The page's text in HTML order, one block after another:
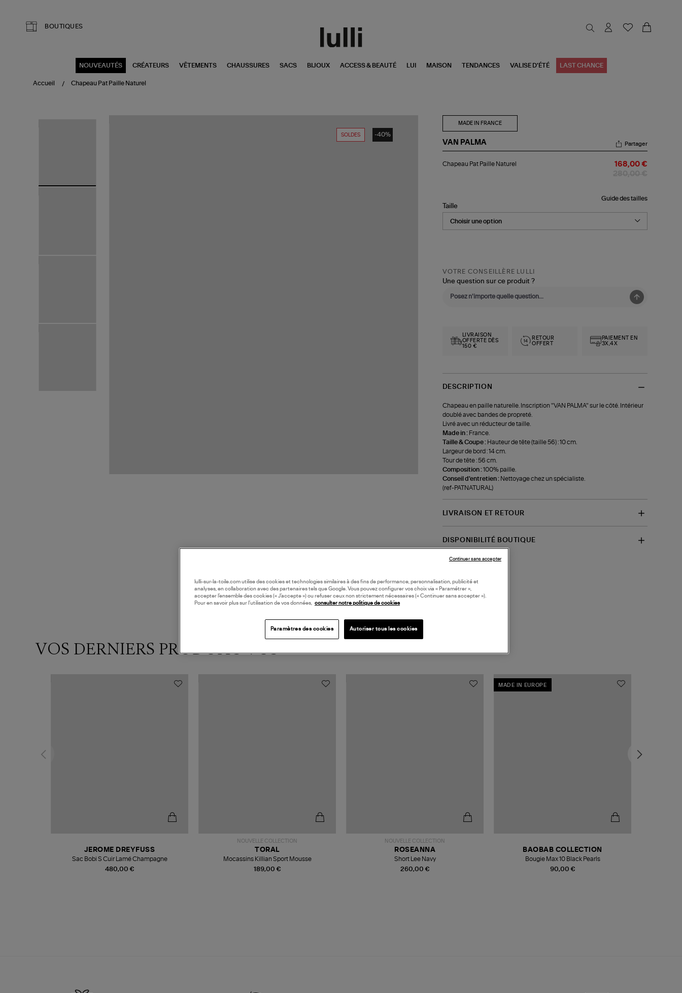
BOUTIQUES
NOUVEAUTÉS CRÉATEURS VÊTEMENTS CHAUSSURES SACS BIJOUX ACCESS & BEAUTÉ LUI MAISON TENDANCES VALISE D'ÉTÉ LAST CHANCE
Accueil Chapeau Pat Paille Naturel
SOLDES -40%
MADE IN FRANCE
VAN PALMA
Pat
Partager
Chapeau Pat Paille Naturel 168,00 €
Guide des tailles
Taille
VOTRE CONSEILLÈRE LULLI
Une question sur ce produit ?
LIVRAISON
OFFERTE DÈS
150 €
RETOUR
OFFERT
PAIEMENT EN
3X,4X
DESCRIPTION
Chapeau en paille naturelle. Inscription "VAN PALMA" sur le côté. Intérieur
doublé avec bandes de propreté.
Livré avec un réducteur de taille.
Made in : France.
Taille & Coupe : Hauteur de tête (taille 56) : 10 cm.
Largeur de bord : 14 cm.
Tour de tête : 56 cm.
Composition :100% paille.
Conseil d'entretien : Nettoyage chez un spécialiste.
(ref-PATNATURAL)
LIVRAISON ET RETOUR
DISPONIBILITÉ BOUTIQUE
VOS DERNIERS PRODUITS VUS
480,00 €
JEROME DREYFUSS
Sac Bobi S Cuir Lamé Champagne
NOUVELLE COLLECTION
189,00 €
TORAL
Mocassins Killian Sport Mousse
NOUVELLE COLLECTION
260,00 €
ROSEANNA
Short Lee Navy
MADE IN EUROPE
90,00 €
BAOBAB COLLECTION
Bougie Max 10 Black Pearls
lulli-sur-la-toile.com utilise des cookies et technologies similaires à des fins de performance, personnalisation, publicité et
analyses, en collaboration avec des partenaires tels que Google. Vous pouvez configurer vos choix via « Paramétrer »,
accepter l’ensemble des cookies (« J’accepte ») ou refuser ceux non strictement nécessaires (« Continuer sans accepter »).
Pour en savoir plus sur l’utilisation de vos données, consulter notre politique de cookies
Paramètres des cookies Autoriser tous les cookies
Continuer sans accepter